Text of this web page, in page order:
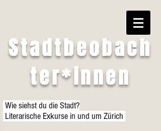
Stadtbeobach
ter*innen
Wie siehst du die Stadt?
Literarische Exkurse in und um Zürich